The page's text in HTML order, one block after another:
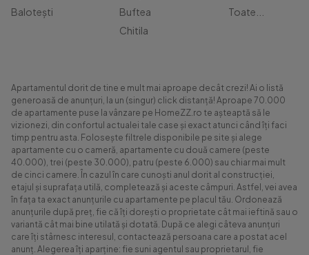
Balotești
Buftea
Chitila
Toate...
Apartamentul dorit de tine e mult mai aproape decât crezi! Ai o listă
generoasă de anunțuri, la un (singur) click distanță! Aproape 70.000
de apartamente puse la vânzare pe HomeZZ.ro te așteaptă să le
vizionezi, din confortul actualei tale case și exact atunci când îți faci
timp pentru asta. Folosește filtrele disponibile pe site și alege
apartamente cu o cameră, apartamente cu două camere (peste
40.000), trei (peste 30.000), patru (peste 6.000) sau chiar mai mult
de cinci camere. În cazul în care cunoști anul dorit al construcției,
etajul și suprafața utilă, completează și aceste câmpuri. Astfel, vei avea
în fața ta exact anunțurile cu apartamente pe placul tău. Ordonează
anunțurile după preț, fie că îți dorești o proprietate cât mai ieftină sau o
variantă cât mai bine utilată și dotată. După ce alegi câteva anunțuri
care îți stârnesc interesul, contactează persoana care a postat acel
anunț. Alegerea îți aparține: fie suni agentul sau proprietarul, fie